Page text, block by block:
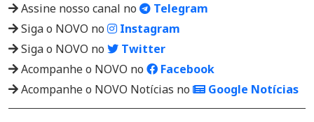
Assine nosso canal no
Telegram
Siga o NOVO no
Instagram
Siga o NOVO no
Twitter
Acompanhe o NOVO no
Facebook
Acompanhe o NOVO Notícias no
Google Notícias